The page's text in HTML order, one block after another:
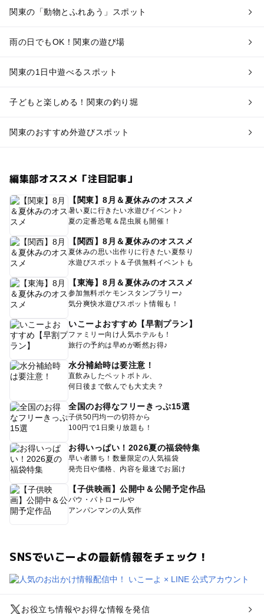
関東の「動物とふれあう」スポット
雨の日でもOK！関東の遊び場
関東の1日中遊べるスポット
子どもと楽しめる！関東の釣り堀
関東のおすすめ外遊びスポット
編集部オススメ「注目記事」
【関東】8月＆夏休みのオススメ
暑い夏に行きたい水遊びイベント♪
夏の定番恐竜＆昆虫展も開催！
【関西】8月＆夏休みのオススメ
夏休みの思い出作りに行きたい夏祭り
水遊びスポット＆子供無料イベントも
【東海】8月＆夏休みのオススメ
参加無料ポケモンスタンプラリー♪
気分爽快水遊びスポット情報も！
いこーよおすすめ【早割プラン】
ファミリー向け人気ホテルも！
旅行の予約は早めが断然お得♪
水分補給時は要注意！
直飲みしたペットボトル、
何日後まで飲んでも大丈夫？
全国のお得なフリーきっぷ15選
子供50円均一の切符から
100円で1日乗り放題も！
お得いっぱい！2026夏の福袋特集
早い者勝ち！数量限定の人気福袋
発売日や価格、内容を最速でお届け
【子供映画】公開中＆公開予定作品
パウ・パトロールや
アンパンマンの人気作
SNSでいこーよの最新情報をチェック！
お役立ち情報やお得な情報を発信